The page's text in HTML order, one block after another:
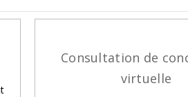
Consultation de
virtuelle